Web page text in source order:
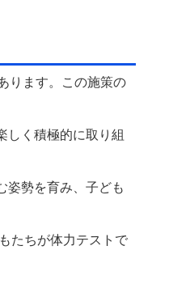
ります。この施策の
しく積極的に取り組
姿勢を育み、子ども
たちが体力テストで